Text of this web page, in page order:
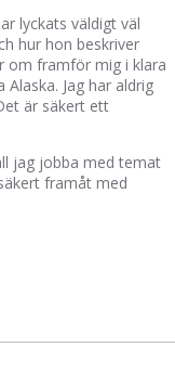
lyckats väldigt väl
hur hon beskriver
om framför mig i klara
Jag har aldrig
är säkert ett
jag jobba med temat
framåt med